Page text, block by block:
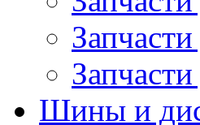
Шины и